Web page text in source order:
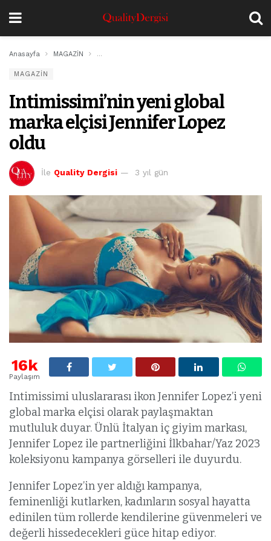
Anasayfa MAGAZİN Intimissimi’nin yeni global marka elçisi Jennifer
MAGAZİN
Intimissimi’nin yeni global
marka elçisi Jennifer Lopez
oldu
İle Quality Dergisi 3 yıl gün
16k
Paylaşım
Intimissimi uluslararası ikon Jennifer Lopez’i yeni
global marka elçisi olarak paylaşmaktan
mutluluk duyar. Ünlü İtalyan iç giyim markası,
Jennifer Lopez ile partnerliğini İlkbahar/Yaz 2023
koleksiyonu kampanya görselleri ile duyurdu.
Jennifer Lopez’in yer aldığı kampanya,
feminenliği kutlarken, kadınların sosyal hayatta
edinilen tüm rollerde kendilerine güvenmeleri ve
değerli hissedecekleri güce hitap ediyor.